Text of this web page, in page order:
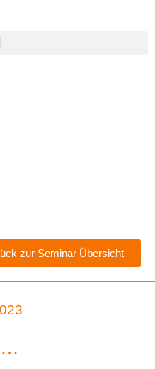
zur Seminar Übersicht